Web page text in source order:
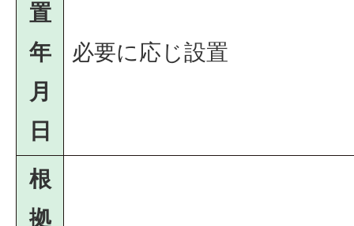
置
年
月
日
必要に応じ設置
根
拠